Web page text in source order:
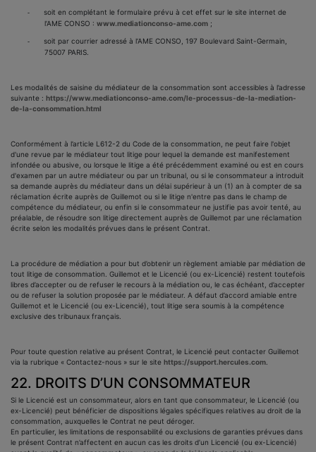
-
soit en complétant le formulaire prévu à cet effet sur le site internet de
l’AME CONSO : www.mediationconso-ame.com ;
-
soit par courrier adressé à l’AME CONSO, 197 Boulevard Saint-Germain,
75007 PARIS.
Les modalités de saisine du médiateur de la consommation sont accessibles à l’adresse
suivante : https://www.mediationconso-ame.com/le-processus-de-la-mediation-
de-la-consommation.html
Conformément à l’article L612-2 du Code de la consommation, ne peut faire l'objet
d'une revue par le médiateur tout litige pour lequel la demande est manifestement
infondée ou abusive, ou lorsque le litige a été précédemment examiné ou est en cours
d'examen par un autre médiateur ou par un tribunal, ou si le consommateur a introduit
sa demande auprès du médiateur dans un délai supérieur à un (1) an à compter de sa
réclamation écrite auprès de Guillemot ou si le litige n'entre pas dans le champ de
compétence du médiateur, ou enfin si le consommateur ne justifie pas avoir tenté, au
préalable, de résoudre son litige directement auprès de Guillemot par une réclamation
écrite selon les modalités prévues dans le présent Contrat.
La procédure de médiation a pour but d’obtenir un règlement amiable par médiation de
tout litige de consommation. Guillemot et le Licencié (ou ex-Licencié) restent toutefois
libres d’accepter ou de refuser le recours à la médiation ou, le cas échéant, d’accepter
ou de refuser la solution proposée par le médiateur. A défaut d’accord amiable entre
Guillemot et le Licencié (ou ex-Licencié), tout litige sera soumis à la compétence
exclusive des tribunaux français.
Pour toute question relative au présent Contrat, le Licencié peut contacter Guillemot
via la rubrique « Contactez-nous » sur le site https://support.hercules.com.
22. DROITS D’UN CONSOMMATEUR
Si le Licencié est un consommateur, alors en tant que consommateur, le Licencié (ou
ex-Licencié) peut bénéficier de dispositions légales spécifiques relatives au droit de la
consommation, auxquelles le Contrat ne peut déroger.
En particulier, les limitations de responsabilité ou exclusions de garanties prévues dans
le présent Contrat n’affectent en aucun cas les droits d’un Licencié (ou ex-Licencié)